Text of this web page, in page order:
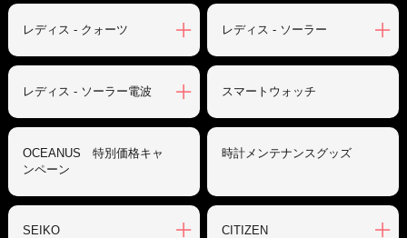
レディス - クォーツ レディス - ソーラー
レディス - ソーラー電波 スマートウォッチ
OCEANUS 特別価格キャ
ンペーン
時計メンテナンスグッズ
SEIKO CITIZEN